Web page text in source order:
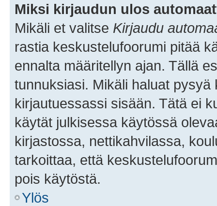
Miksi kirjaudun ulos
Mikäli et valitse Kirjaudu
rastia keskustelufoorumi pitää
ennalta määritellyn ajan. Tällä
tunnuksiasi. Mikäli haluat
kirjautuessassi sisään. Tätä ei
käytät julkisessa käytössä
kirjastossa, nettikahvilassa,
tarkoittaa, että
pois käytöstä.
Ylös